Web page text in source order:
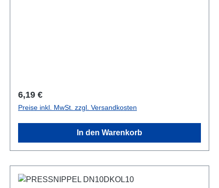
Regulärer Preis:
6,19 €
Preise inkl. MwSt. zzgl. Versandkosten
In den Warenkorb